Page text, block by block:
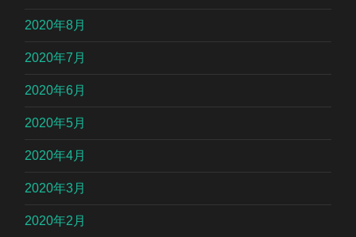
2020年8月
2020年7月
2020年6月
2020年5月
2020年4月
2020年3月
2020年2月